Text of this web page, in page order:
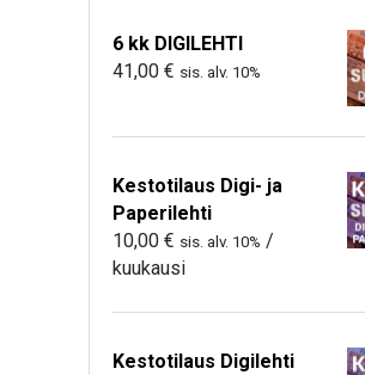
6 kk DIGILEHTI
41,00 € sis. alv. 10%
Kestotilaus Digi- ja
Paperilehti
10,00 € sis. alv. 10% /
kuukausi
Kestotilaus Digilehti